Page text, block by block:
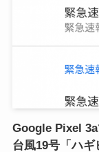
Google Pixel
台風19号「ハ